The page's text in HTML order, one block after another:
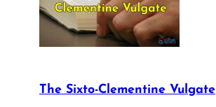
The Sixto-Clementine Vulgate